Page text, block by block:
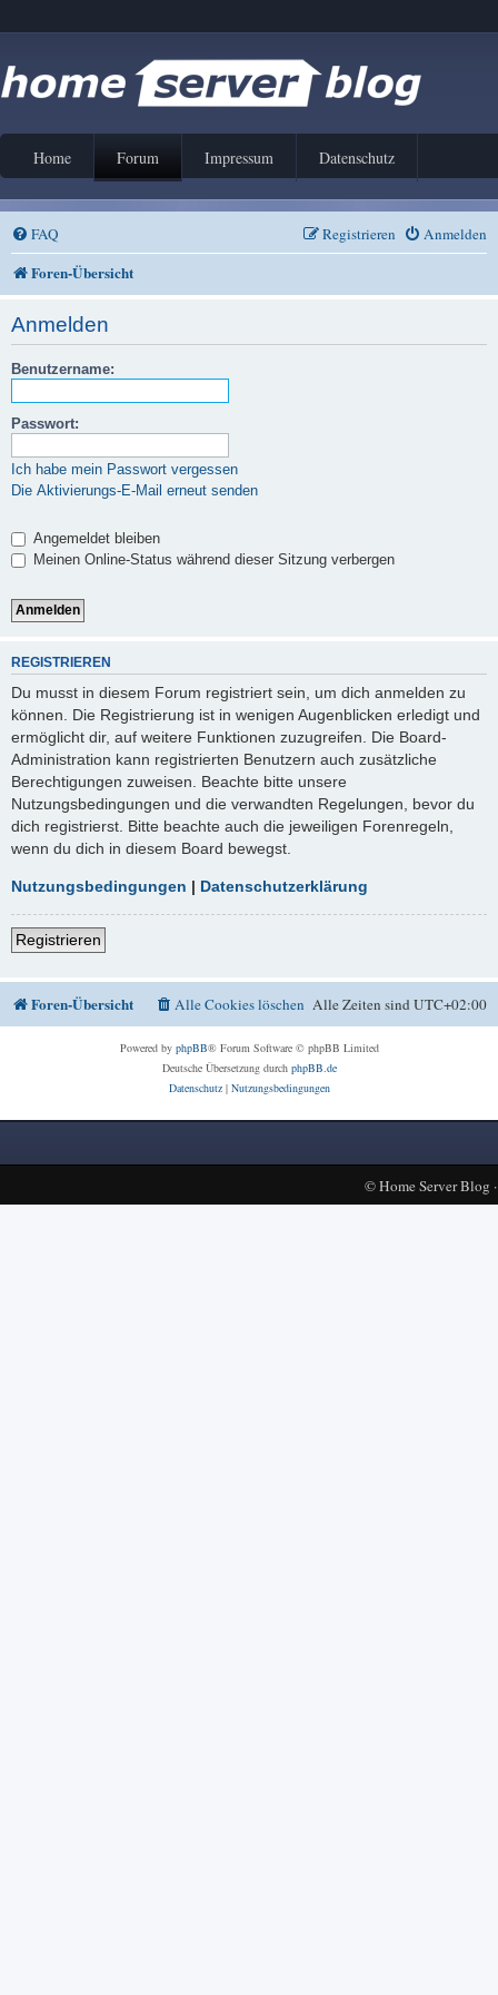
Home Forum Impressum Datenschutz
FAQ Anmelden
Registrieren
Foren-Übersicht
Anmelden
Benutzername:
Passwort:
Ich habe mein Passwort vergessen
Die Aktivierungs-E-Mail erneut senden
Angemeldet bleiben
Meinen Online-Status während dieser Sitzung verbergen
REGISTRIEREN
Du musst in diesem Forum registriert sein, um dich anmelden zu
können. Die Registrierung ist in wenigen Augenblicken erledigt und
ermöglicht dir, auf weitere Funktionen zuzugreifen. Die Board-
Administration kann registrierten Benutzern auch zusätzliche
Berechtigungen zuweisen. Beachte bitte unsere
Nutzungsbedingungen und die verwandten Regelungen, bevor du
dich registrierst. Bitte beachte auch die jeweiligen Forenregeln,
wenn du dich in diesem Board bewegst.
Nutzungsbedingungen | Datenschutzerklärung
Registrieren
Foren-Übersicht Alle Zeiten sindUTC+02:00
Alle Cookies löschen
Powered by phpBB® Forum Software © phpBB Limited
Deutsche Übersetzung durch phpBB.de
Datenschutz| Nutzungsbedingungen
©Home Server Blog